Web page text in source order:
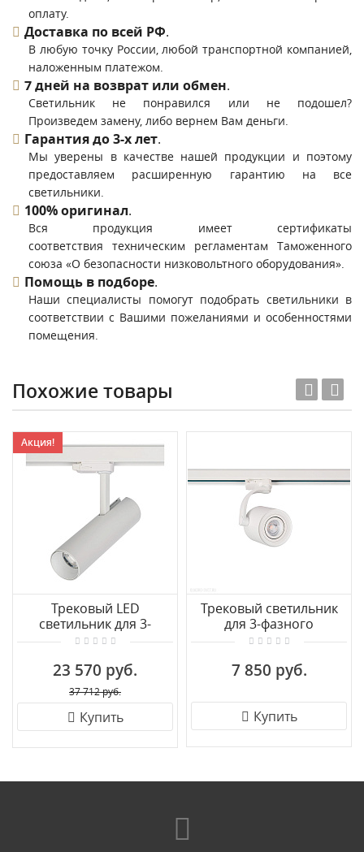
оплату.
Доставка по всей РФ.
В любую точку России, любой транспортной компанией,
наложенным платежом.
7 дней на возврат или обмен.
Светильник не понравился или не подошел?
Произведем замену, либо вернем Вам деньги.
Гарантия до 3-х лет.
Мы уверены в качестве нашей продукции и поэтому
предоставляем расширенную гарантию на все
светильники.
100% оригинал.
Вся продукция имеет сертификаты
соответствия техническим регламентам Таможенного
союза «О безопасности низковольтного оборудования».
Помощь в подборе.
Наши специалисты помогут подобрать светильники в
соответствии с Вашими пожеланиями и особенностями
помещения.
Похожие товары
Акция!
Трековый LED
светильник для 3-
фазного трека
8765
23 570 руб.
37 712 руб.
Купить
Трековый светильник
для 3-фазного
шинопровода Azzardo
7 850 руб.
Купить